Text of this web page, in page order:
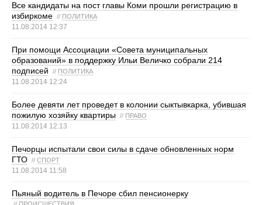
Все кандидаты на пост главы Коми прошли регистрацию в
избиркоме // ПОЛИТИКА
11.08.2014 12:37
При помощи Ассоциации «Совета муниципальных
образований» в поддержку Ильи Величко собрали 214
подписей
// ПОЛИТИКА
11.08.2014 12:24
Более девяти лет проведет в колонии сыктывкарка, убившая
пожилую хозяйку квартиры // ПРАВО
11.08.2014 12:13
Печорцы испытали свои силы в сдаче обновленных норм
ГТО // СПОРТ
11.08.2014 11:58
Пьяный водитель в Печоре сбил пенсионерку